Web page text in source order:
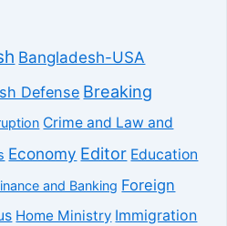
Bangladesh-USA
Defense Breaking
Crime and Law and
Economy Editor Education
and Banking Foreign
Home Ministry Immigration